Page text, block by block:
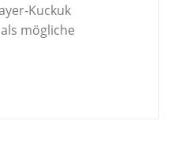
mögliche